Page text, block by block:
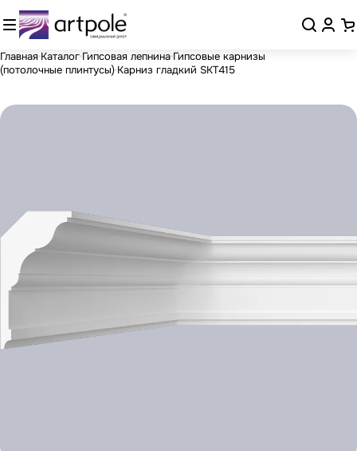
Главная Каталог Гипсовая лепнина Гипсовые карнизы
(потолочные плинтусы) Карниз гладкий SKT415